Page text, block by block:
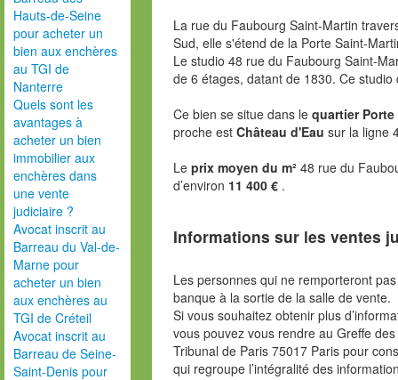
Hauts-de-Seine
pour acheter un
bien aux enchères
au TGI de
Nanterre
Quels sont les
avantages à
acheter un bien
immobilier aux
enchères dans
une vente
judiciaire ?
Avocat inscrit au
Barreau du Val-de-
Marne pour
acheter un bien
aux enchères au
TGI de Créteil
Avocat inscrit au
Barreau de Seine-
Saint-Denis pour
La rue du Faubourg Saint-Martin
Sud, elle s'étend de la Porte Saint-
Le studio 48 rue du Faubourg Saint-
de 6 étages, datant de 1830. Ce
Ce bien se situe dans le quartier
proche est Château d'Eau sur la ligne
Le prix moyen du m² 48 rue du
d’environ 11 400 € .
Informations sur les ventes
Les personnes qui ne remporteront
banque à la sortie de la salle de vente.
Si vous souhaitez obtenir plus
vous pouvez vous rendre au Greffe
Tribunal de Paris 75017 Paris pour
qui regroupe l’intégralité des